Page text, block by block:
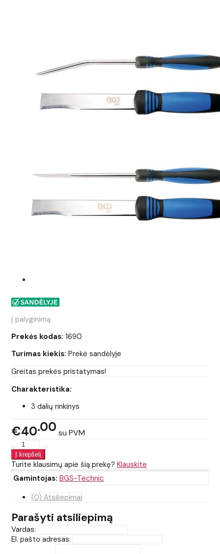
Į palyginimą
Prekės kodas: 1690
Turimas kiekis: Prekė sandėlyje
Greitas prekės pristatymas!
Charakteristika:
3 dalių rinkinys
€40 00 su PVM
Turite klausimų apie šią prekę? Klauskite
Gamintojas: BGS-Technic
(0) Atsiliepimai
Parašyti atsiliepimą
Vardas:
El. pašto adresas: